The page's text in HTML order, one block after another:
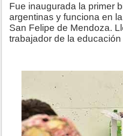
Fue inaugurada la primer
argentinas y funciona en
San Felipe de Mendoza.
trabajador de la